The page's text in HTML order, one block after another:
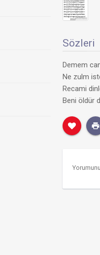
Sözleri
Demem
Ne zulm
Recami
Beni öldür